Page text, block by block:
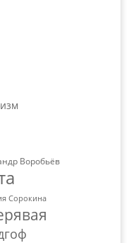
Воробьёв
Сорокина